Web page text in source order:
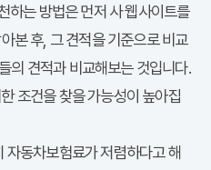
하는 방법은 먼저 다이렉트 보험
사 웹사이트를
본 후, 그 견적을 기준으로 비교
의 견적과 비교해보는 것입니다.
조건을 찾을 가능성이 높아집
자동차보험료가 저렴하다고 해